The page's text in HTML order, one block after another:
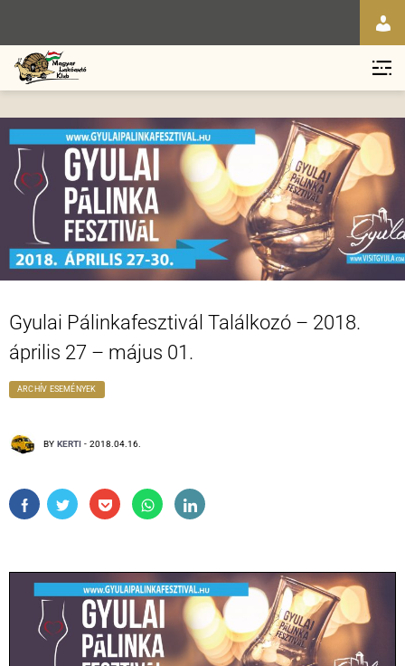
Gyulai Pálinkafesztivál Találkozó – 2018.
április 27 – május 01.
ARCHÍV ESEMÉNYEK
BY KERTI - 2018.04.16.